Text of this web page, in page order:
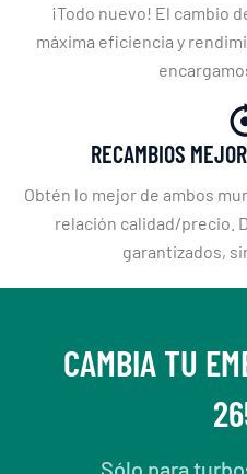
¡Todo nuevo! El cambio
máxima eficiencia y
RECAMBIOS
Obtén lo mejor de ambos
relación calidad/precio.
garantizados,
CAMBIA TU
Sólo para